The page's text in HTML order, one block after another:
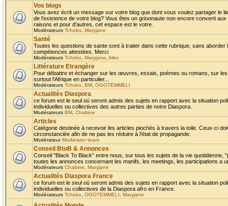
Vos blogs
Vous avez écrit un message sur votre blog que dont vous voulez partager le
de l'existence de votre blog? Vous êtes un grioonaute non encore converti
raisons et pour d'autres, cet espace est le votre.
Modérateurs Tchoko Maryjane
Santé
Toutes les questions de sante sont à traiter dans cette rubrique, sans
compétences attestées. Merci
Modérateurs Tchoko Maryjane Alex
Littérature Etrangère
Pour débattre et échanger sur les œuvres, essais, poèmes ou romans, sur
surtout l'Afrique en particulier...
Modérateurs Tchoko BM OGOTEMMELI
Actualités Diaspora
ce forum est le seul où seront admis des sujets en rapport avec la situation
individuelles ou collectives des autres parties de notre Diaspora.
Modérateurs BM Chabine
Articles
Catégorie destinée à recevoir les articles piochés à travers la toile. Ceux-ci
circonstanciée afin de ne pas les réduire à l'état de propagande.
ModérateurModerator team
Conseil BtoB & Annonces
Conseil "Black To Black" entre nous, sur tous les sujets de la vie
toutes les annonces concernant les manifs, les meetings, les participations a
Modérateurs Chabine Maryjane
Actualités Diaspora France
ce forum est le seul où seront admis des sujets en rapport avec la situation
individuelles ou collectives de la Diaspora afro en France.
Modérateurs Tchoko OGOTEMMELI Maryjane